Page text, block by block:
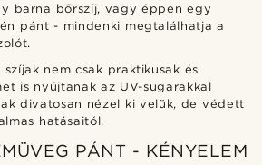
barna bőrszíj, vagy éppen egy
pánt - mindenki megtalálhatja a
nem csak praktikusak és
is nyújtanak az UV-sugarakkal
divatosan nézel ki velük, de védett
hatásaitól.
PÁNT - KÉNYELEM